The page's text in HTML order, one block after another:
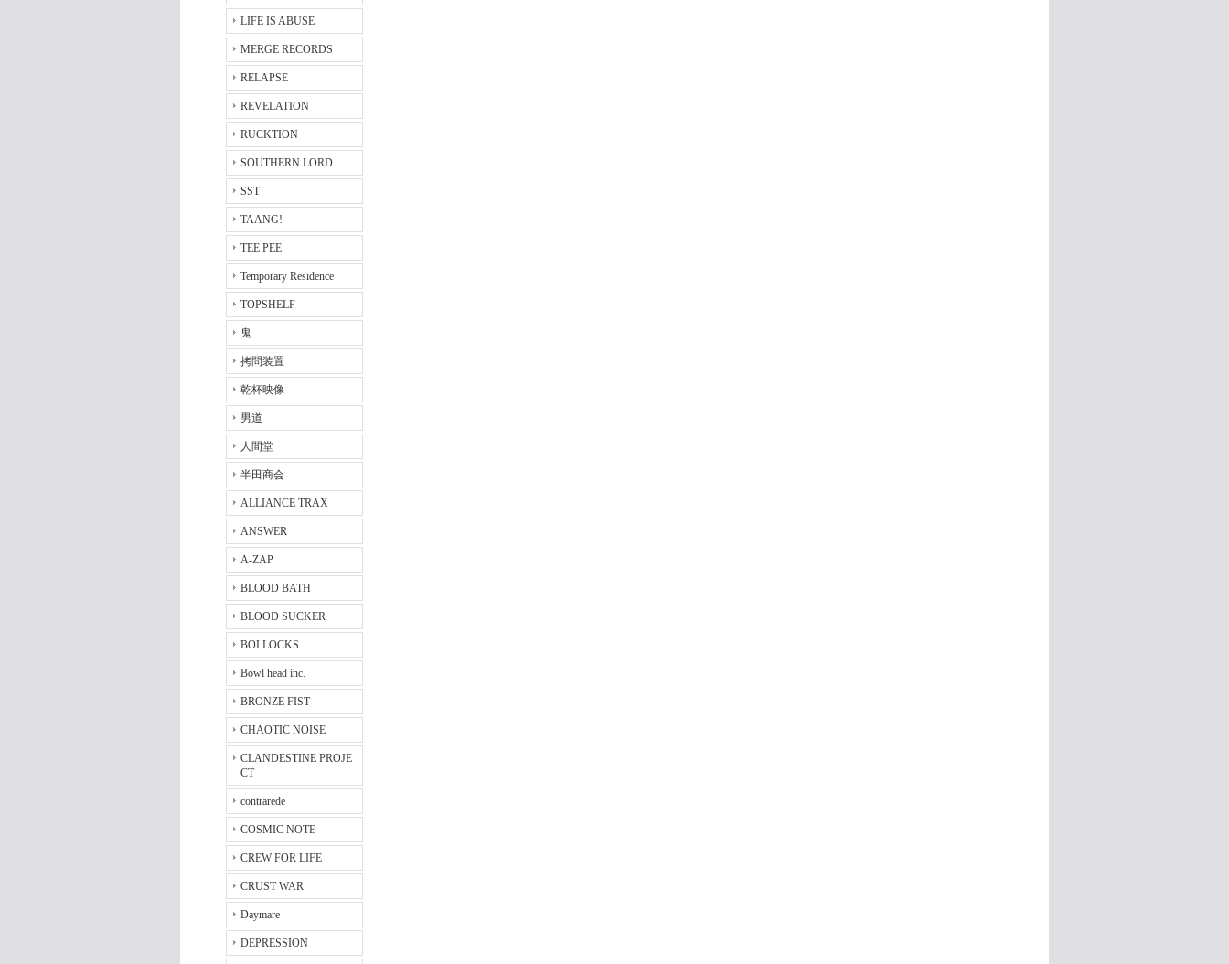
LIFE IS ABUSE
MERGE RECORDS
RELAPSE
REVELATION
RUCKTION
SOUTHERN LORD
SST
TAANG!
TEE PEE
Temporary Residence
TOPSHELF
鬼
拷問装置
乾杯映像
男道
人間堂
半田商会
ALLIANCE TRAX
ANSWER
A-ZAP
BLOOD BATH
BLOOD SUCKER
BOLLOCKS
Bowl head inc.
BRONZE FIST
CHAOTIC NOISE
CLANDESTINE PROJE
CT
contrarede
COSMIC NOTE
CREW FOR LIFE
CRUST WAR
Daymare
DEPRESSION